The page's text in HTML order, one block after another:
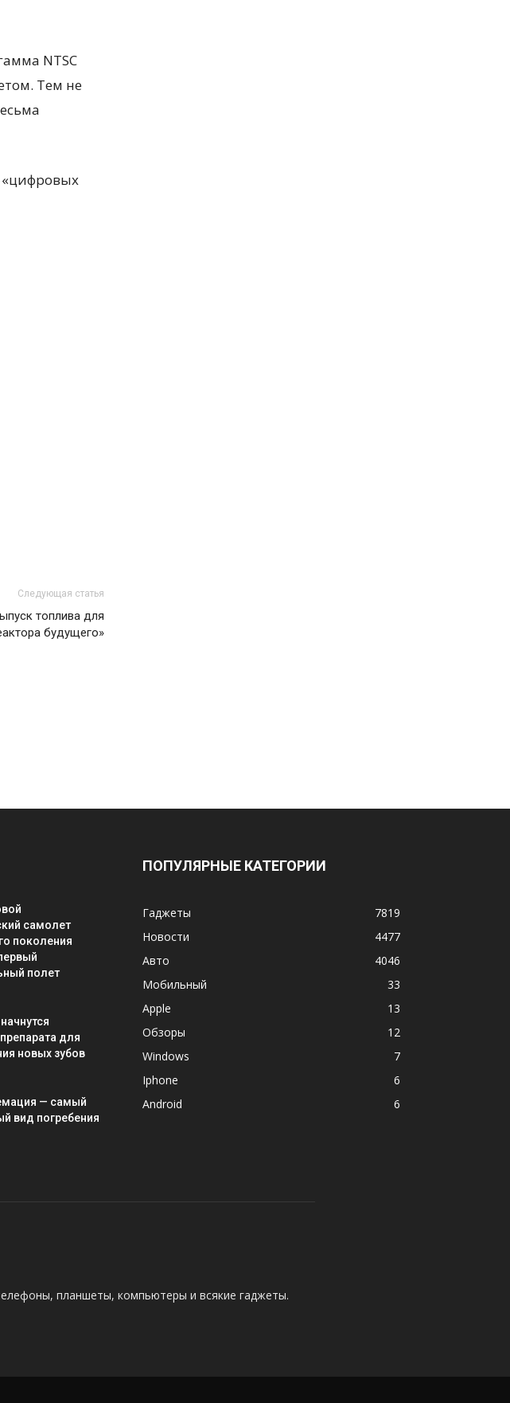
NTSC
Тем не
Следующая статья
топлива для
будущего»
самолет
поколения
полет
для
новых зубов
— самый
вид погребения
ПОПУЛЯРНЫЕ КАТЕГОРИИ
Гаджеты
7819
Новости
4477
Авто
4046
Мобильный
33
Apple
13
Обзоры
12
Windows
7
Iphone
6
Android
6
планшеты, компьютеры и всякие гаджеты.